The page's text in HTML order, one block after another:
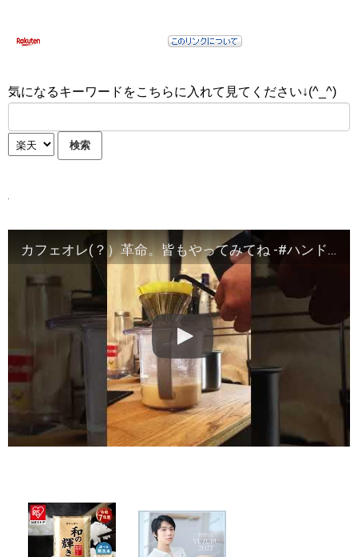
気になるキーワードをこちらに入れて見てください↓(^_^)
カフェオレ(？）革命。皆もやってみてね -#ハンドドリップコーヒー #おうちカフェ #coffee #自家焙煎 #簡単レシピ